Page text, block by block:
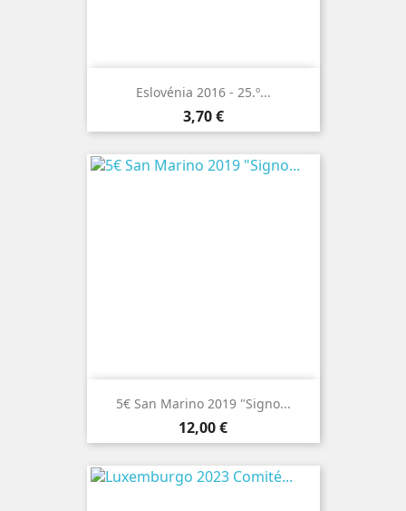
Eslovénia 2016 - 25.º...
Preço
3,70 €
5€ San Marino 2019 "Signo...
Preço
12,00 €